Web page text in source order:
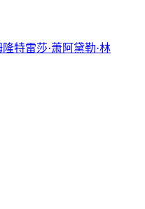
隆特雷莎·萧阿黛勒·林